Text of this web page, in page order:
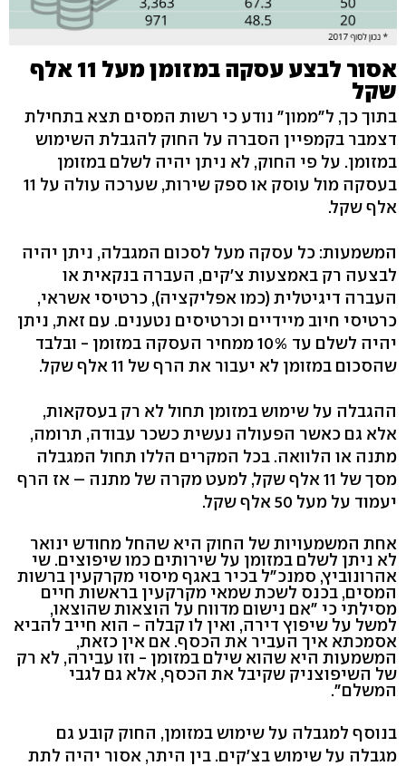
אסור לבצע עסקה במזומן מעל 11 אלף
שקל
בתוך כך, ל"ממון" נודע כי רשות המסים תצא בתחילת
דצמבר בקמפיין הסברה על החוק להגבלת השימוש
במזומן. על פי החוק, לא ניתן יהיה לשלם במזומן
בעסקה מול עוסק או ספק שירות, שערכה עולה על 11
אלף שקל.
המשמעות: כל עסקה מעל לסכום המגבלה, ניתן יהיה
לבצעה רק באמצעות צ'קים, העברה בנקאית או
העברה דיגיטלית (כמו אפליקציה), כרטיסי אשראי,
כרטיסי חיוב מיידיים וכרטיסים נטענים. עם זאת, ניתן
יהיה לשלם עד 10% ממחיר העסקה במזומן - ובלבד
שהסכום במזומן לא יעבור את הרף של 11 אלף שקל.
ההגבלה על שימוש במזומן תחול לא רק בעסקאות,
אלא גם כאשר הפעולה נעשית כשכר עבודה, תרומה,
מתנה או הלוואה. בכל המקרים הללו תחול המגבלה
מסך של 11 אלף שקל, למעט מקרה של מתנה – אז הרף
יעמוד על מעל 50 אלף שקל.
אחת המשמעויות של החוק היא שהחל מחודש ינואר
לא ניתן לשלם במזומן על שירותים כמו שיפוצים. שי
אהרונוביץ, סמנכ"ל בכיר באגף מיסוי מקרקעין ברשות
המסים, בכנס לשכת שמאי מקרקעין בראשות חיים
מסילתי כי "אם נישום מדווח על הוצאות שהוצאו,
למשל על שיפוץ דירה, ואין לו קבלה - הוא חייב להביא
אסמכתא איך העביר את הכסף. אם אין כזאת,
המשמעות היא שהוא שילם במזומן - וזו עבירה, לא רק
של השיפוצניק שקיבל את הכסף, אלא גם לגבי
המשלם".
בנוסף למגבלה על שימוש במזומן, החוק קובע גם
מגבלה על שימוש בצ'קים. בין היתר, אסור יהיה לתת